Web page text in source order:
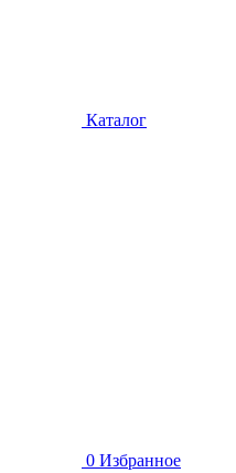
Каталог
0 Избранное